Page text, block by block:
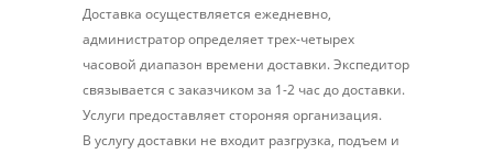
Доставка осуществляется ежедневно,
администратор определяет трех-четырех
часовой диапазон времени доставки. Экспедитор
связывается с заказчиком за 1-2 час до доставки.
Услуги предоставляет стороняя организация.
В услугу доставки не входит разгрузка, подъем и